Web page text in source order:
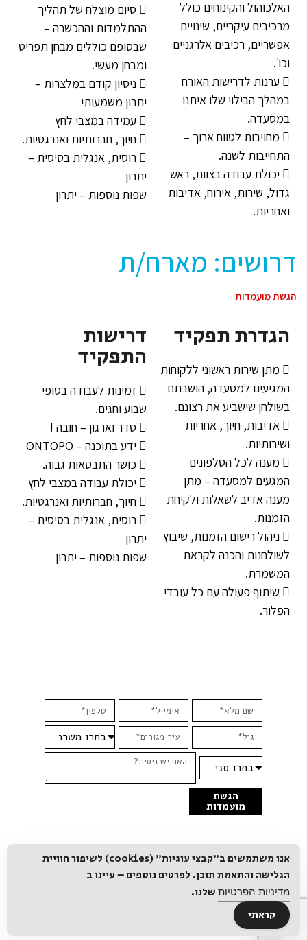
האלכוהול והקינוחים כולל
מרכיבים עיקריים, שינויים
אפשריים, רכיבים אלרגניים
וכו'.
 ערנות לדרישות האורח
במהלך הבילוי שלו איתנו
במסעדה.
 מחויבות לטווח ארוך –
התחייבות לשנה.
 יכולת עבודה בצוות, ראש
גדול, שירות, אירוח, אדיבות
ואחריות.
 סיום מוצלח של תהליך
ההתלמדות וההכשרה –
שבסופם כוללים מבחן תפריט
ומבחן מעשי.
 ניסיון קודם במלצרות –
יתרון משמעותי
 עמידה במצבי לחץ
 חיוך, חברותיות ואנרגטיות.
 רוסית, אנגלית בסיסית –
יתרון
שפות נוספות – יתרון
דרושים: מארח/ת
הגשת מועמדות
הגדרת תפקיד
 מתן שירות ראשוני ללקוחות
המגיעים למסעדה, הושבתם
בשולחן שישביע את רצונם.
 אדיבות, חיוך, אחריות
ושירותיות.
 מענה לכל הטלפונים
המגעים למסעדה – מתן
מענה אדיב לשאלות ולקיחת
הזמנות.
 ניהול רישום הזמנות, שיבוץ
לשולחנות והכנה לקראת
המשמרת.
 שיתוף פעולה עם כל עובדי
הפלור.
דרישות
התפקיד
 זמינות לעבודה בסופי
שבוע וחגים.
 סדר וארגון – חובה !
 ידע בתוכנה – ONTOPO
 כושר התבטאות גבוה.
 יכולת עבודה במצבי לחץ
 חיוך, חברותיות ואנרגטיות.
 רוסית, אנגלית בסיסית –
יתרון
שפות נוספות – יתרון
הגשת
מועמדות
אנו משתמשים ב"קבצי עוגיות" (cookies) לשיפור חוויית
הגלישה והתאמת תוכן. לפרטים נוספים – עיינו ב
מדיניות הפרטיות שלנו.
קראתי